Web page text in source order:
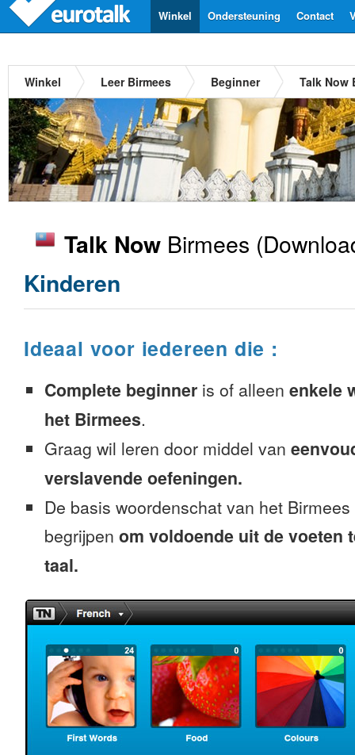
Contact
Ondersteuning
Winkel
Winkel Leer Birmees Beginner Talk Now
Talk Now Birmees
Kinderen
Ideaal voor iedereen die :
Complete beginner is of alleen enkele
het Birmees.
Graag wil leren door middel van
verslavende oefeningen.
De basis woordenschat van het
begrijpen om voldoende uit de voeten
taal.